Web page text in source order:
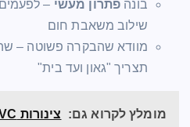
בונה פתרון מעשי –
שילוב משאבת חום
מוודא שהבקרה פשוטה –
תצריך "גאון ועד בית"
מומלץ לקרוא גם: